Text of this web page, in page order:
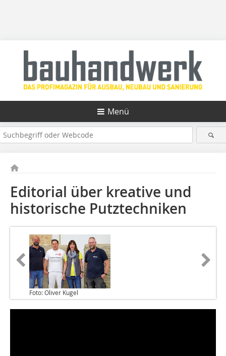
Menü
Editorial über kreative und
historische Putztechniken
Foto: Oliver Kugel